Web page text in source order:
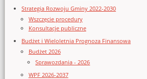
Strategia Rozwoju Gminy 2022-2030
Wszczęcie procedury
Konsultacje publiczne
Budżet i Wieloletnia Prognoza Finansowa
Budżet 2026
Sprawozdania - 2026
WPF 2026-2037